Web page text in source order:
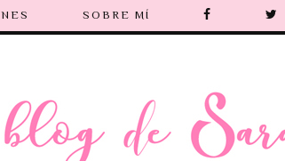
SOBRE MÍ